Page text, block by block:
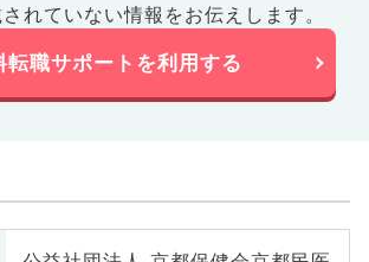
れていない情報をお伝えします。
転職サポートを利用する